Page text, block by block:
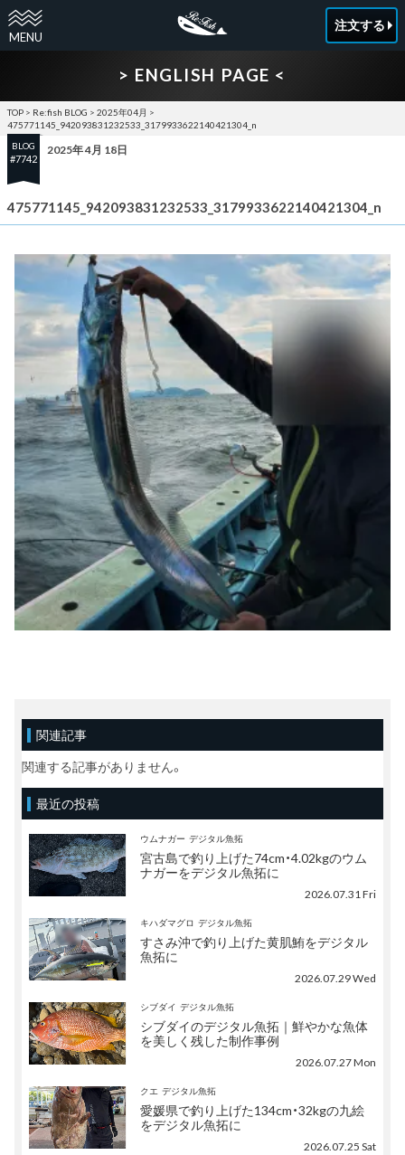
注文する
> ENGLISH PAGE <
TOP > Re:fish BLOG > 2025年04月 >
475771145_942093831232533_3179933622140421304_n
BLOG
#7742
2025年 4月 18日
475771145_942093831232533_3179933622140421304_n
関連記事
関連する記事がありません。
最近の投稿
ウムナガー デジタル魚拓
宮古島で釣り上げた74cm・4.02kgのウム
ナガーをデジタル魚拓に
2026.07.31 Fri
キハダマグロ デジタル魚拓
すさみ沖で釣り上げた黄肌鮪をデジタル
魚拓に
2026.07.29 Wed
シブダイ デジタル魚拓
シブダイのデジタル魚拓｜鮮やかな魚体
を美しく残した制作事例
2026.07.27 Mon
クエ デジタル魚拓
愛媛県で釣り上げた134cm・32kgの九絵
をデジタル魚拓に
2026.07.25 Sat